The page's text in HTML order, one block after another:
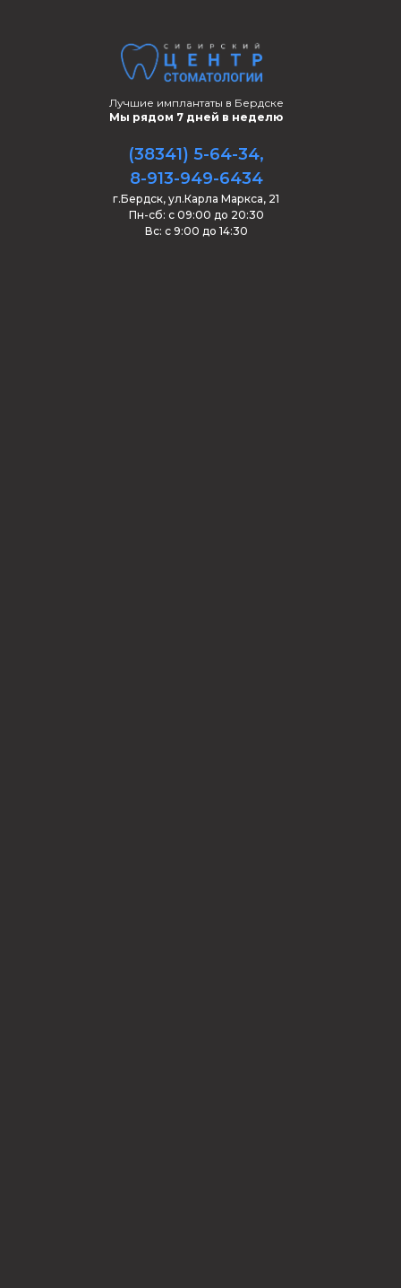
Лучшие имплантаты в Бердске
Мы рядом 7 дней в неделю
(38341) 5-64-34,
8-913-949-6434
г.Бердск, ул.Карла Маркса, 21
Пн-сб: с 09:00 до 20:30
Вс: с 9:00 до 14:30